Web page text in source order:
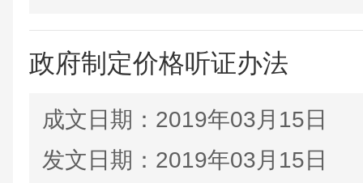
政府制定价格听证办法
成文日期： 2019年03月15日
发文日期： 2019年03月15日